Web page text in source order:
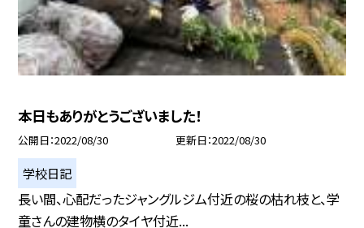
本日もありがとうございました！
公開日 2022/08/30 更新日 2022/08/30
学校日記
長い間、心配だったジャングルジム付近の桜の枯れ枝と、学
童さんの建物横のタイヤ付近...